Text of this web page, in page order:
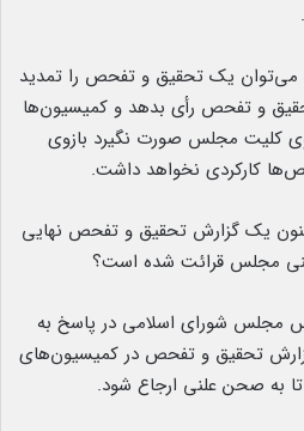
می‌توان یک تحقیق و تفحص را تمدید
و تفحص رأی بدهد و کمیسیون‌ها
کلیت مجلس صورت نگیرد بازوی
کارکردی نخواهد داشت.
یک گزارش تحقیق و تفحص نهایی
مجلس قرائت شده است؟
مجلس شورای اسلامی در پاسخ به
تحقیق و تفحص در کمیسیون‌های
تا به صحن علنی ارجاع شود.